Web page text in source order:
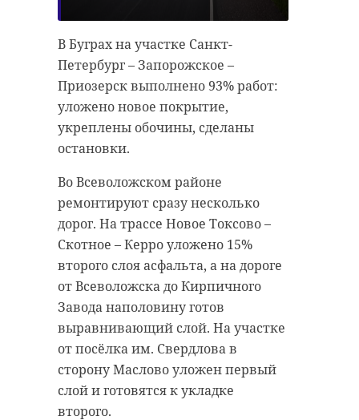
В Буграх на участке Санкт-
Петербург – Запорожское –
Приозерск выполнено 93% работ:
уложено новое покрытие,
укреплены обочины, сделаны
остановки.
Во Всеволожском районе
ремонтируют сразу несколько
дорог. На трассе Новое Токсово –
Скотное – Керро уложено 15%
второго слоя асфальта, а на дороге
от Всеволожска до Кирпичного
Завода наполовину готов
выравнивающий слой. На участке
от посёлка им. Свердлова в
сторону Маслово уложен первый
слой и готовятся к укладке
второго.